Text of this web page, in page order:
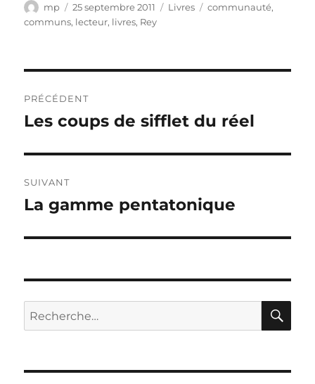
Auteur
mp
Publié
le
25 septembre 2011 Catégories
Livres Étiquettes
communauté,
communs, lecteur, livres, Rey
de
PRÉCÉDENT
Publication
Les coups de sifflet du réel
SUIVANT
Publication
La gamme pentatonique
Recherche
pour :